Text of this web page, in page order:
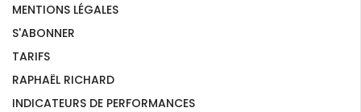
MENTIONS LÉGALES
S'ABONNER
TARIFS
RAPHAËL RICHARD
INDICATEURS DE PERFORMANCES